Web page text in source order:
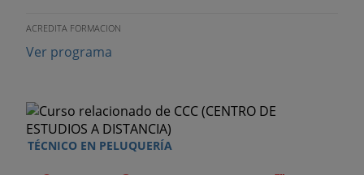
ACREDITA FORMACION
Ver programa
TÉCNICO EN PELUQUERÍA